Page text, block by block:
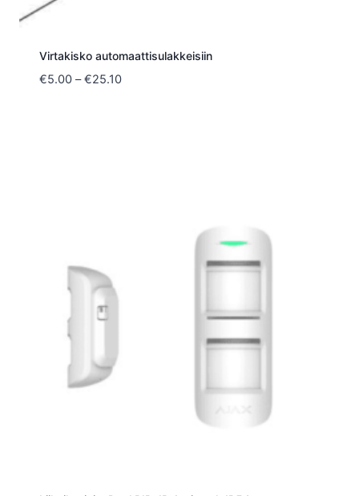
Virtakisko automaattisulakkeisiin
€5.00 – €25.10Hintaluokka: